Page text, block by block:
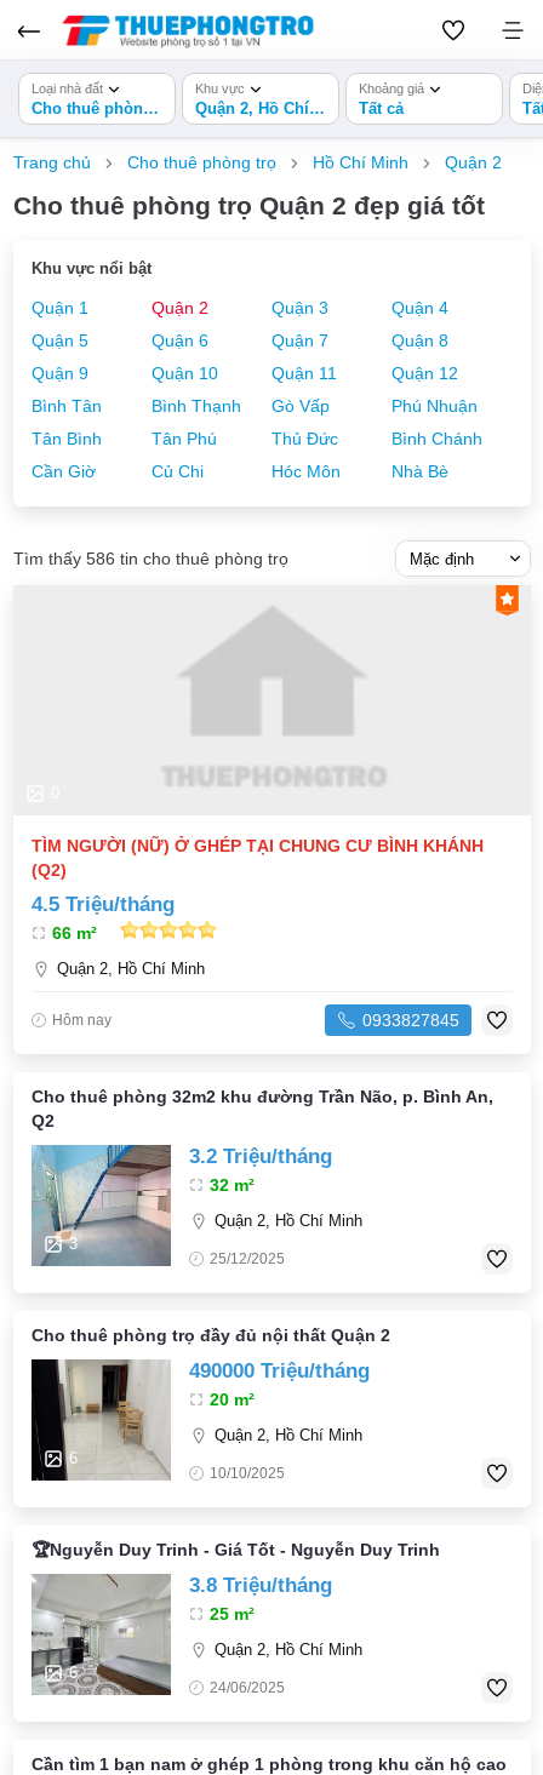
Loại nhà đất
Cho thuê phòng trọ
Khu vực
Quận 2, Hồ Chí Minh
Khoảng giá
Tất cả
Trang chủ Cho thuê phòng trọ Hồ Chí Minh Quận 2
Cho thuê phòng trọ Quận 2 đẹp giá tốt
Khu vực nổi bật
Quận 1 Quận 2 Quận 3
Quận 4
Quận 5
Quận 6 Quận 7
Quận 8
Quận 9
Quận 10 Quận 11
Quận 12
Bình Tân
Bình Thạnh Gò Vấp
Phú Nhuận
Tân Bình
Tân Phú Thủ Đức
Bình Chánh
Cần Giờ
Củ Chi Hóc Môn Nhà Bè
Tìm thấy 586 tin cho thuê phòng trọ
TÌM NGƯỜI (NỮ) Ở GHÉP TẠI CHUNG CƯ BÌNH KHÁNH
(Q2)
4.5 Triệu/tháng
66 m²
Quận 2, Hồ Chí Minh
Hôm nay 0933827845
Cho thuê phòng 32m2 khu đường Trần Não, p. Bình An,
Q2
3
3.2 Triệu/tháng
32 m²
Quận 2, Hồ Chí Minh
25/12/2025
Cho thuê phòng trọ đầy đủ nội thất Quận 2
6
490000 Triệu/tháng
20 m²
Quận 2, Hồ Chí Minh
10/10/2025
🏆Nguyễn Duy Trinh - Giá Tốt - Nguyễn Duy Trinh
6
3.8 Triệu/tháng
25 m²
Quận 2, Hồ Chí Minh
24/06/2025
Cần tìm 1 bạn nam ở ghép 1 phòng trong khu căn hộ cao